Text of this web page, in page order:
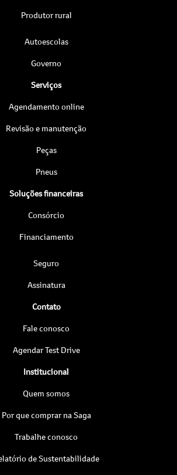
Produtor rural
Autoescolas
Governo
Serviços
Agendamento online
Revisão e manutenção
Peças
Pneus
Soluções financeiras
Consórcio
Financiamento
Seguro
Assinatura
Contato
Fale conosco
Agendar Test Drive
Institucional
Quem somos
Por que comprar na Saga
Trabalhe conosco
de Sustentabilidade